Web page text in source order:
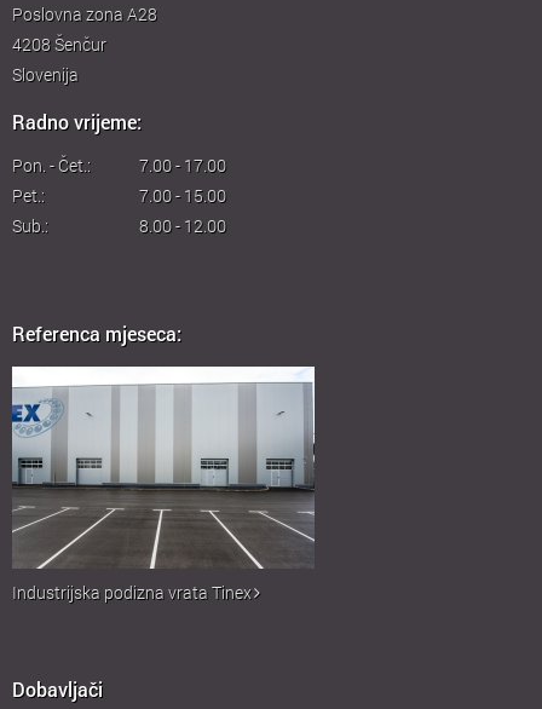
Poslovna zona A28
4208Šenčur
Slovenija
Radno vrijeme:
Pon. - Čet.:
7.00 - 17.00
Pet.:
7.00 - 15.00
Sub.:
8.00 - 12.00
Referenca mjeseca:
Industrijska podizna vrata Tinex
Dobavljači